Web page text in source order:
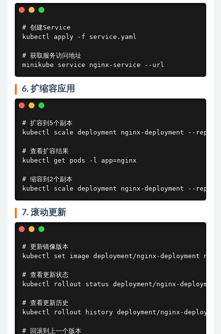
# 创建Service
kubectl apply -f service.yaml
# 获取服务访问地址
minikube service nginx-service --url
6. 扩缩容应用
# 扩容到5个副本
kubectl scale deployment nginx-deployment --
# 查看扩容结果
kubectl get pods -l app=nginx
# 缩容到2个副本
kubectl scale deployment nginx-deployment --
7. 滚动更新
# 更新镜像版本
kubectl set image deployment/nginx-deployment
# 查看更新状态
kubectl rollout status deployment/nginx-deployment
# 查看更新历史
kubectl rollout history deployment/nginx-
# 回滚到上一个版本